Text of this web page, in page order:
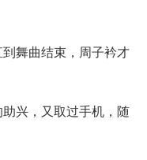
舞曲结束，周子衿才
兴，又取过手机，随